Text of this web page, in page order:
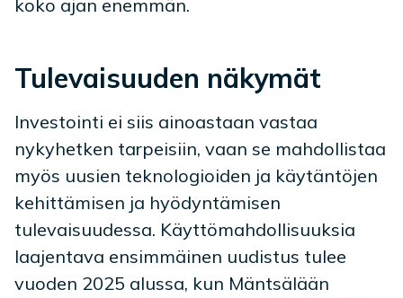
koko ajan enemmän.
Tulevaisuuden näkymät
Investointi ei siis ainoastaan vastaa
nykyhetken tarpeisiin, vaan se mahdollistaa
myös uusien teknologioiden ja käytäntöjen
kehittämisen ja hyödyntämisen
tulevaisuudessa. Käyttömahdollisuuksia
laajentava ensimmäinen uudistus tulee
vuoden 2025 alussa, kun Mäntsälään